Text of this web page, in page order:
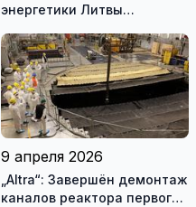
энергетики Литвы
(фотогалерея)
9 апреля 2026
„Altra“: Завершён демонтаж
каналов реактора первого